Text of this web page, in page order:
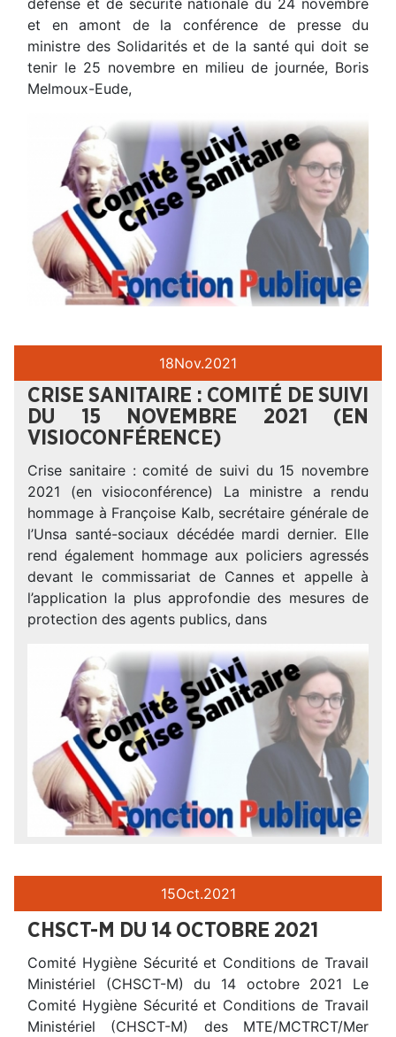
défense et de sécurité nationale du 24 novembre
et en amont de la conférence de presse du
ministre des Solidarités et de la santé qui doit se
tenir le 25 novembre en milieu de journée, Boris
Melmoux-Eude,
18Nov.2021
CRISE SANITAIRE : COMITÉ DE SUIVI
DU 15 NOVEMBRE 2021 (EN
VISIOCONFÉRENCE)
Crise sanitaire : comité de suivi du 15 novembre
2021 (en visioconférence) La ministre a rendu
hommage à Françoise Kalb, secrétaire générale de
l’Unsa santé-sociaux décédée mardi dernier. Elle
rend également hommage aux policiers agressés
devant le commissariat de Cannes et appelle à
l’application la plus approfondie des mesures de
protection des agents publics, dans
15Oct.2021
CHSCT-M DU 14 OCTOBRE 2021
Comité Hygiène Sécurité et Conditions de Travail
Ministériel (CHSCT-M) du 14 octobre 2021 Le
Comité Hygiène Sécurité et Conditions de Travail
Ministériel (CHSCT-M) des MTE/MCTRCT/Mer